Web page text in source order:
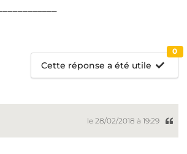
Cette réponse a été utile
0
le 28/02/2018 à 19:29